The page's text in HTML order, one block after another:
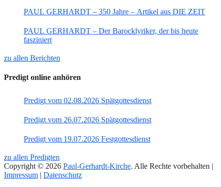
PAUL GERHARDT – 350 Jahre – Artikel aus DIE ZEIT
PAUL GERHARDT – Der Barocklyriker, der bis heute
fasziniert
zu allen Berichten
Predigt online anhören
Predigt vom 02.08.2026 Spätgottesdienst
Predigt vom 26.07.2026 Spätgottesdienst
Predigt vom 19.07.2026 Festgottesdienst
zu allen Predigten
Copyright © 2026 Paul-Gerhardt-Kirche. Alle Rechte vorbehalten |
Impressum | Datenschutz